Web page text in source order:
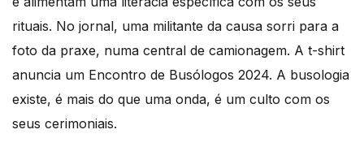
rituais. No jornal, uma militante da causa sorri para a
foto da praxe, numa central de camionagem. A t-shirt
anuncia um Encontro de Busólogos 2024. A busologia
existe, é mais do que uma onda, é um culto com os
seus cerimoniais.